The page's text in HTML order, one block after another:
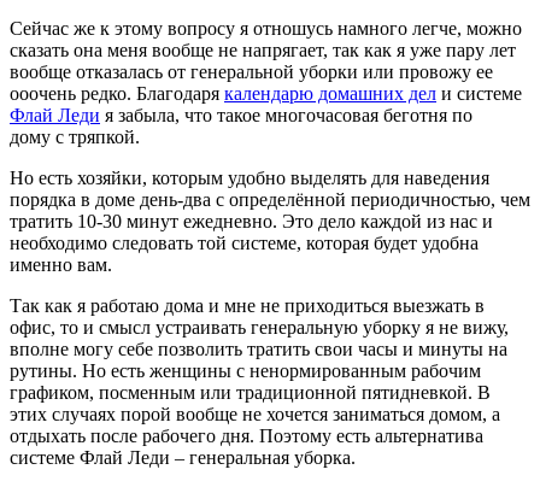
Сейчас же к этому вопросу я отношусь намного легче, можно
сказать она меня вообще не напрягает, так как я уже пару лет
вообще отказалась от генеральной уборки или провожу ее
ооочень редко. Благодаря календарю домашних дел и системе
Флай Леди я забыла, что такое многочасовая беготня по
дому с тряпкой.
Но есть хозяйки, которым удобно выделять для наведения
порядка в доме день-два с определённой периодичностью, чем
тратить 10-30 минут ежедневно. Это дело каждой из нас и
необходимо следовать той системе, которая будет удобна
именно вам.
Так как я работаю дома и мне не приходиться выезжать в
офис, то и смысл устраивать генеральную уборку я не вижу,
вполне могу себе позволить тратить свои часы и минуты на
рутины. Но есть женщины с ненормированным рабочим
графиком, посменным или традиционной пятидневкой. В
этих случаях порой вообще не хочется заниматься домом, а
отдыхать после рабочего дня. Поэтому есть альтернатива
системе Флай Леди – генеральная уборка.